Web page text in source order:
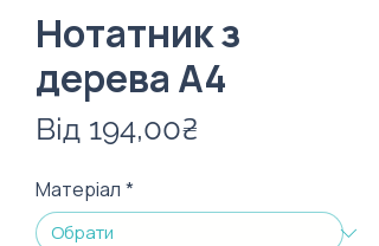
Нотатник з
дерева А4
Від 194,00₴
Матеріал *